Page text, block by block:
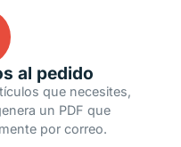
al pedido
que necesites,
un PDF que
por correo.